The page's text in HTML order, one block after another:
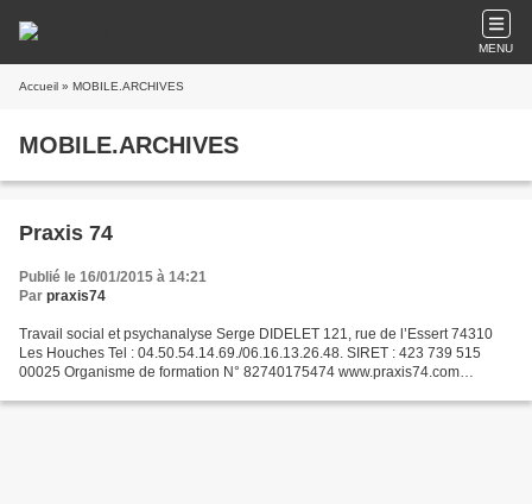
MENU
Accueil » MOBILE.ARCHIVES
MOBILE.ARCHIVES
Praxis 74
Publié le 16/01/2015 à 14:21
Par praxis74
Travail social et psychanalyse Serge DIDELET 121, rue de l’Essert 74310
Les Houches Tel : 04.50.54.14.69./06.16.13.26.48. SIRET : 423 739 515
00025 Organisme de formation N° 82740175474 www.praxis74.com